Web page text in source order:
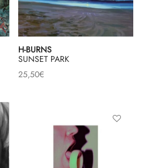
H-BURNS
SUNSET PARK
25,50€